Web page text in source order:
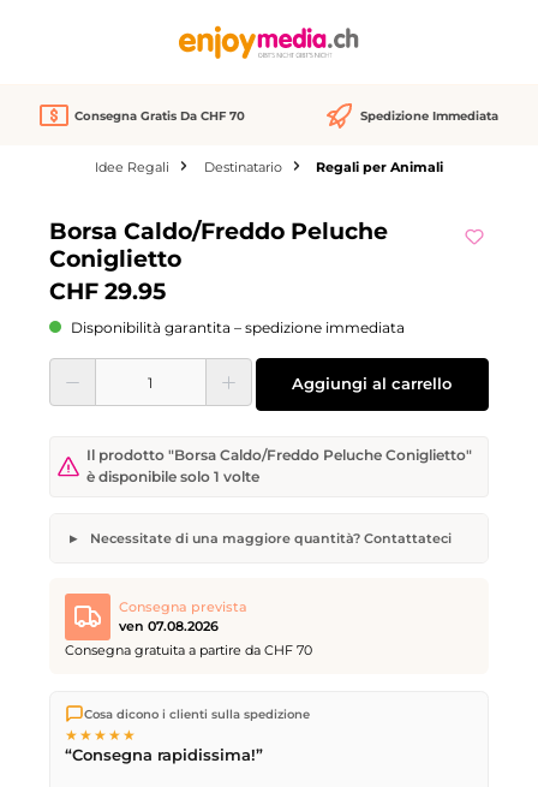
Consegna Gratis Da CHF 70 Spedizione Immediata
Idee Regali Destinatario Regali per Animali
Borsa Caldo/Freddo Peluche
Coniglietto
CHF 29.95
Disponibilità garantita – spedizione immediata
Quantità del prodotto: inserisci la quantità desiderata o usa i pulsanti per
Aggiungi al carrello
Il prodotto "Borsa Caldo/Freddo Peluche Coniglietto"
è disponibile solo 1 volte
Necessitate di una maggiore quantità? Contattateci
Quantità desiderata
Il vostro nome Indirizzo e-mail
Consegna prevista
ven 07.08.2026
Consegna gratuita a partire da CHF 70
Spediamo direttamente dal nostro magazzino a Kriens, in
Svizzera.Consegna gratuitaa partire da
effettuati entro le
giorno lavorativo successivo
Cosa dicono i clienti sulla spedizione
★★★★★
“Consegna rapidissima!”